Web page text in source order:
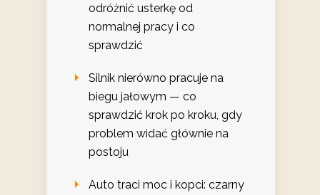
odróżnić usterkę od
normalnej pracy i co
sprawdzić
Silnik nierówno pracuje na
biegu jałowym — co
sprawdzić krok po kroku, gdy
problem widać głównie na
postoju
Auto traci moc i kopci: czarny